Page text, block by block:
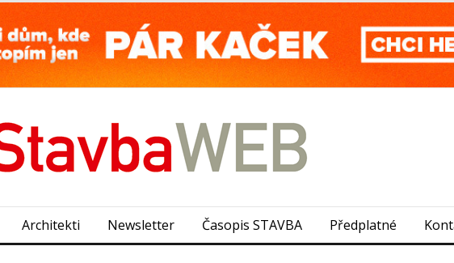
Architekti Newsletter Časopis STAVBA Předplatné